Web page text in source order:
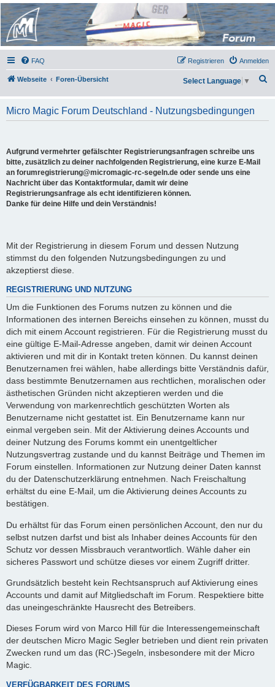
Micro Magic Forum
Deutschland
FAQ Anmelden
Registrieren
Webseite Foren-Übersicht
h
Select Language ▼
Micro Magic Forum Deutschland - Nutzungsbedingungen
Aufgrund vermehrter gefälschter Registrierungsanfragen schreibe uns
bitte, zusätzlich zu deiner nachfolgenden Registrierung, eine kurze E-Mail
an forumregistrierung@micromagic-rc-segeln.de oder sende uns eine
Nachricht über das Kontaktformular, damit wir deine
Registrierungsanfrage als echt identifizieren können.
Danke für deine Hilfe und dein Verständnis!
Mit der Registrierung in diesem Forum und dessen Nutzung
stimmst du den folgenden Nutzungsbedingungen zu und
akzeptierst diese.
REGISTRIERUNG UND NUTZUNG
Um die Funktionen des Forums nutzen zu können und die
Informationen des internen Bereichs einsehen zu können, musst du
dich mit einem Account registrieren. Für die Registrierung musst du
eine gültige E-Mail-Adresse angeben, damit wir deinen Account
aktivieren und mit dir in Kontakt treten können. Du kannst deinen
Benutzernamen frei wählen, habe allerdings bitte Verständnis dafür,
dass bestimmte Benutzernamen aus rechtlichen, moralischen oder
ästhetischen Gründen nicht akzeptieren werden und die
Verwendung von markenrechtlich geschützten Worten als
Benutzername nicht gestattet ist. Ein Benutzername kann nur
einmal vergeben sein. Mit der Aktivierung deines Accounts und
deiner Nutzung des Forums kommt ein unentgeltlicher
Nutzungsvertrag zustande und du kannst Beiträge und Themen im
Forum einstellen. Informationen zur Nutzung deiner Daten kannst
du der Datenschutzerklärung entnehmen. Nach Freischaltung
erhältst du eine E-Mail, um die Aktivierung deines Accounts zu
bestätigen.
Du erhältst für das Forum einen persönlichen Account, den nur du
selbst nutzen darfst und bist als Inhaber deines Accounts für den
Schutz vor dessen Missbrauch verantwortlich. Wähle daher ein
sicheres Passwort und schütze dieses vor einem Zugriff dritter.
Grundsätzlich besteht kein Rechtsanspruch auf Aktivierung eines
Accounts und damit auf Mitgliedschaft im Forum. Respektiere bitte
das uneingeschränkte Hausrecht des Betreibers.
Dieses Forum wird von Marco Hill für die Interessengemeinschaft
der deutschen Micro Magic Segler betrieben und dient rein privaten
Zwecken rund um das (RC-)Segeln, insbesondere mit der Micro
Magic.
VERFÜGBARKEIT DES FORUMS